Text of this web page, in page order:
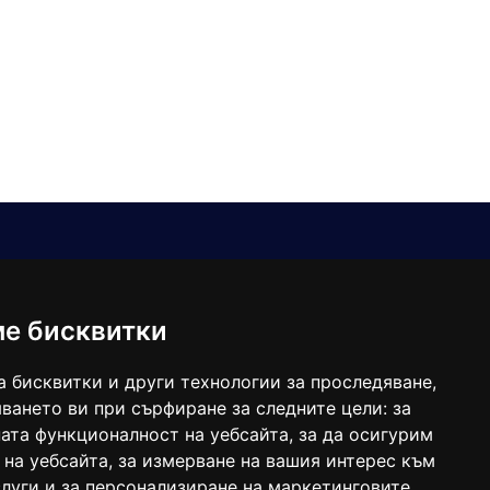
бисквитки
бисквитки и други технологии за проследяване,
ви при сърфиране за следните цели: за
функционалност на уебсайта, за да осигурим
уебсайта, за измерване на вашия интерес към
balgarkanews@gmail.com